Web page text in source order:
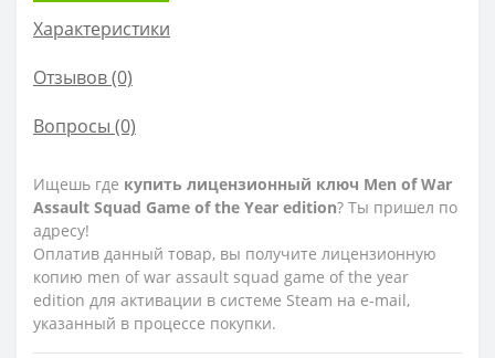
Характеристики
Отзывов (0)
Вопросы (0)
Ищешь где купить лицензионный ключ Men of War
Assault Squad Game of the Year edition? Ты пришел по
адресу!
Оплатив данный товар, вы получите лицензионную
копию men of war assault squad game of the year
edition для активации в системе Steam на e-mail,
указанный в процессе покупки.